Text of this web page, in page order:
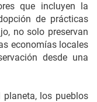
que incluyen la
de prácticas
no solo preservan
economías locales
desde una
los pueblos